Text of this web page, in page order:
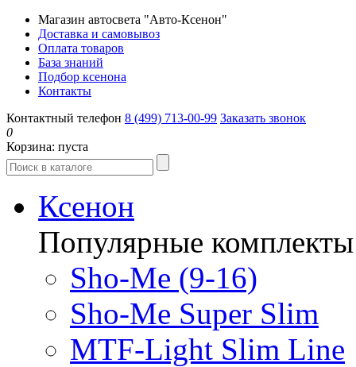
Магазин автосвета "Авто-Ксенон"
Доставка и самовывоз
Оплата товаров
База знаний
Подбор ксенона
Контакты
Контактный телефон 8 (499) 713-00-99 Заказать звонок
0
Корзина: пуста
Ксенон
Популярные комплекты
Sho-Me (9-16)
Sho-Me Super Slim
MTF-Light Slim Line